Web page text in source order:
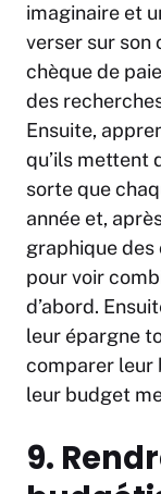
imaginaire et
verser sur son
chèque de
des
Ensuite,
qu’ils mettent
sorte que
année et,
graphique des
pour voir
d’abord.
leur épargne
comparer leur
leur budget
9.